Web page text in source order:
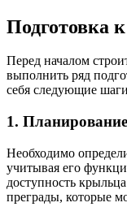
Подготовка
Перед началом
выполнить ряд
себя следующие
1.
Необходимо
учитывая его
доступность
преграды, которые